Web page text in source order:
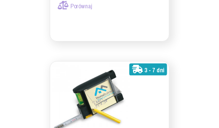
Porównaj
3 - 7 dni